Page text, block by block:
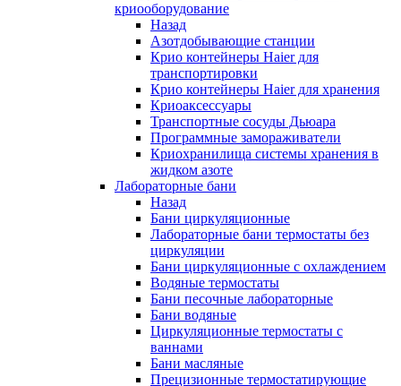
криооборудование
Назад
Азотдобывающие станции
Крио контейнеры Haier для
транспортировки
Крио контейнеры Haier для хранения
Криоаксессуары
Транспортные сосуды Дьюара
Программные замораживатели
Криохранилища системы хранения в
жидком азоте
Лабораторные бани
Назад
Бани циркуляционные
Лабораторные бани термостаты без
циркуляции
Бани циркуляционные с охлаждением
Водяные термостаты
Бани песочные лабораторные
Бани водяные
Циркуляционные термостаты с
ваннами
Бани масляные
Прецизионные термостатирующие